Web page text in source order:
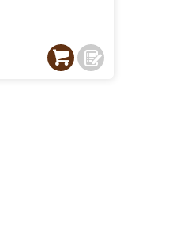
charakteryzuje się
wyglądem. Dzięki
wybór do